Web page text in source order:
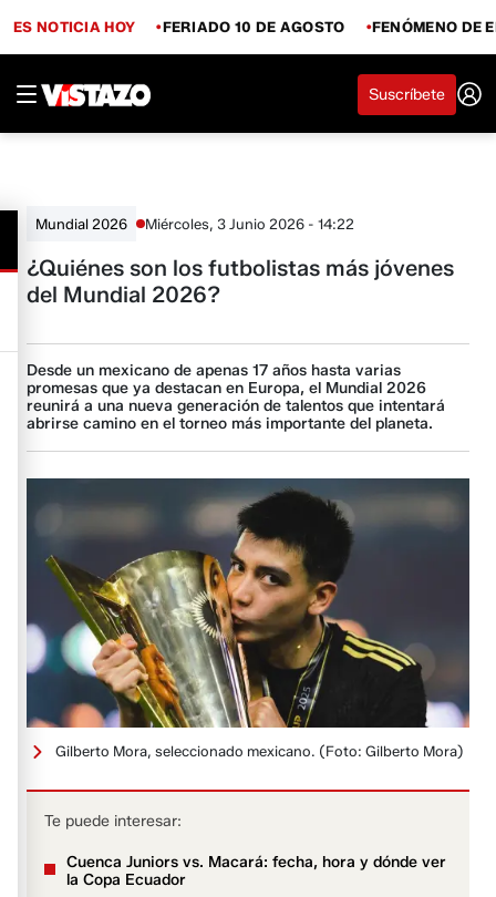
ES NOTICIA HOY FERIADO 10 DE AGOSTO FENÓMENO DE
Suscríbete
Mundial 2026 Miércoles, 3 Junio 2026 - 14:22
¿Quiénes son los futbolistas más jóvenes
del Mundial 2026?
Desde un mexicano de apenas 17 años hasta varias
promesas que ya destacan en Europa, el Mundial 2026
reunirá a una nueva generación de talentos que intentará
abrirse camino en el torneo más importante del planeta.
Gilberto Mora, seleccionado mexicano. (Foto: Gilberto Mora)
Te puede interesar:
Cuenca Juniors vs. Macará: fecha, hora y dónde ver
la Copa Ecuador